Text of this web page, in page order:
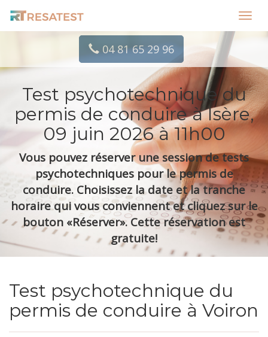
04 81 65 29 96
Test psychotechnique du
permis de conduire à Isère,
09 juin 2026 à 11h00
Vous pouvez réserver une session de tests
psychotechniques pour le permis de
conduire. Choisissez la date et la tranche
horaire qui vous conviennent et cliquez sur le
bouton «Réserver». Cette réservation est
gratuite!
Test psychotechnique du
permis de conduire à Voiron